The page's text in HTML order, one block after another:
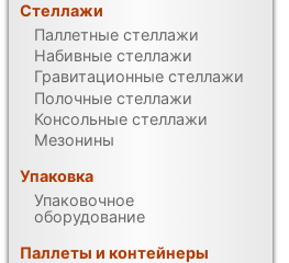
Стеллажи
Паллетные стеллажи
Набивные стеллажи
Гравитационные стеллажи
Полочные стеллажи
Консольные стеллажи
Мезонины
Упаковка
Упаковочное
оборудование
Паллеты и контейнеры